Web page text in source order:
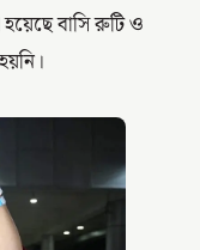
বাসি রুটি ও